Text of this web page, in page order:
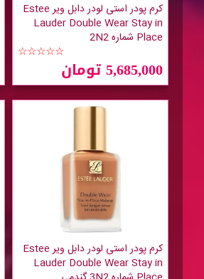
کرم پودر استی لودر دابل ویر Estee
Lauder Double Wear Stay in
Place شماره 2N2
☆☆☆☆☆
5,685,000 تومان
کرم پودر استی لودر دابل ویر Estee
Lauder Double Wear Stay in